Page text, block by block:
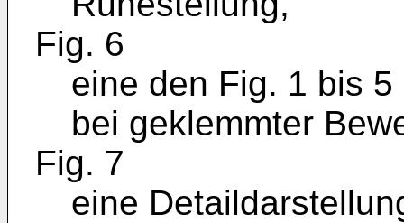
Fig. 6
eine den Fig. 1 bis
bei geklemmter
Fig. 7
eine